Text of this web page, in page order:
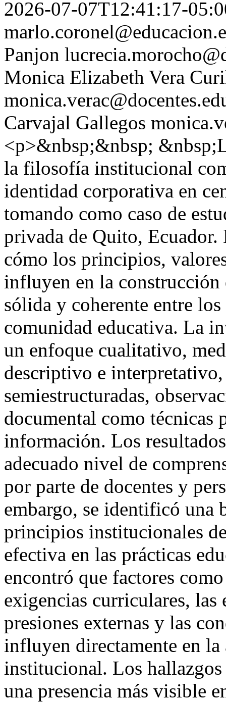
2026-07-07T12:41:17-
Panjon
Monica Elizabeth Vera
Carvajal Gallegos
<p>&nbsp;&nbsp;
la filosofía institucional
identidad corporativa en
tomando como caso de
privada de Quito,
cómo los principios,
influyen en la
sólida y coherente entre
comunidad educativa. La
un enfoque cualitativo,
descriptivo e
semiestructuradas,
documental como técnicas
información. Los
adecuado nivel de
por parte de docentes y
embargo, se identificó una
principios institucionales
efectiva en las prácticas
encontró que factores
exigencias curriculares, las
presiones externas y las
influyen directamente en
institucional. Los
una presencia más visible